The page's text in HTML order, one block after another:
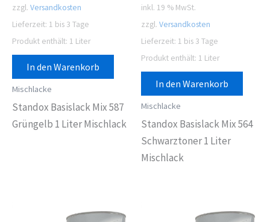
zzgl. Versandkosten
Lieferzeit: 1 bis 3 Tage
Produkt enthält: 1 Liter
In den Warenkorb
Mischlacke
Standox Basislack Mix 587
Grüngelb 1 Liter Mischlack
inkl. 19 % MwSt.
zzgl. Versandkosten
Lieferzeit: 1 bis 3 Tage
Produkt enthält: 1 Liter
In den Warenkorb
Mischlacke
Standox Basislack Mix 564
Schwarztoner 1 Liter
Mischlack